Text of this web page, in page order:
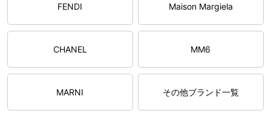
FENDI Maison Margiela
CHANEL MM6
MARNI その他ブランド一覧